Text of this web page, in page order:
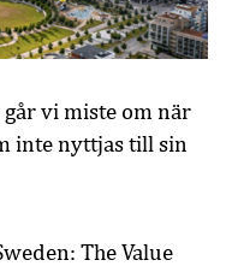
vi miste om när
inte nyttjas till sin
The Value